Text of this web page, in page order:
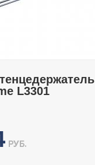
L3301
РУБ.